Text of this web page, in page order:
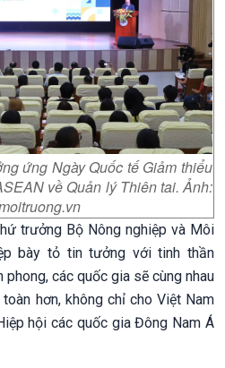
ứng Ngày Quốc tế Giảm thiểu
về Quản lý Thiên tai. Ảnh:
trưởng Bộ Nông nghiệp và Môi
bày tỏ tin tưởng với tinh thần
các quốc gia sẽ cùng nhau
hơn, không chỉ cho Việt Nam
hội các quốc gia Đông Nam Á